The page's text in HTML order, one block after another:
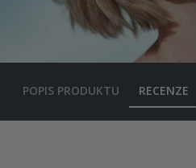
POPIS PRODUKTU RECENZE